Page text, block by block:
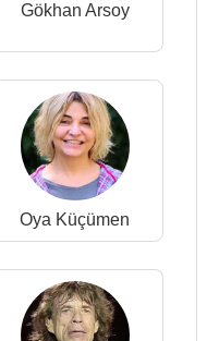
Gökhan Arsoy
Oya Küçümen